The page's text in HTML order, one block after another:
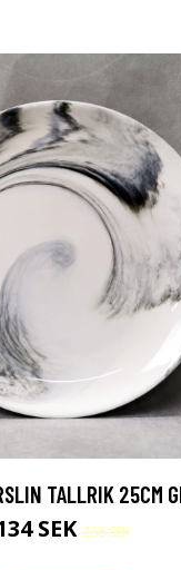
TALLRIK 25CM
SEK268 SEK